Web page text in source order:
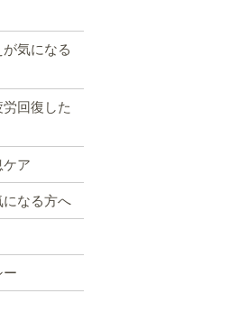
気になる
回復した
ケア
なる方へ
ー